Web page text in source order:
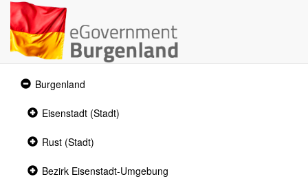
Expanded
section
Burgenland
Collapsed
Eisenstadt (Stadt)
Collapsed
section
Rust (Stadt)
Collapsed
Bezirk Eisenstadt-Umgebung